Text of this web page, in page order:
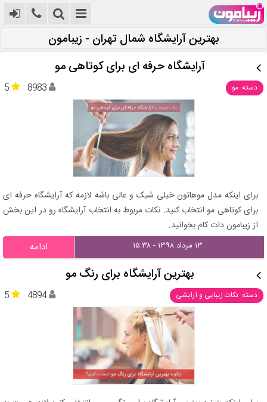
بهترین آرایشگاه شمال تهران - زیبامون
آرایشگاه حرفه ای برای کوتاهی مو
دسته: مو 5 8983
برای اینکه مدل موهاتون خیلی شیک و عالی باشه لازمه که آرایشگاه حرفه ای
برای کوتاهی مو انتخاب کنید. نکات مربوط به انتخاب آرایشگاه رو در این بخش
از زیبامون دات کام بخوانید.
۱۳ مرداد ۱۳۹۸ - ۱۵:۳۸ ادامه
بهترین آرایشگاه برای رنگ مو
دسته: نکات زیبایی و آرایشی 5 4894